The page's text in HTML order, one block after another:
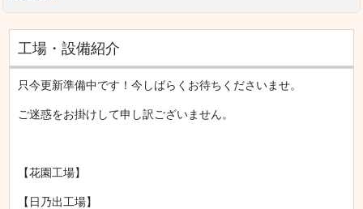
工場・設備紹介
只今更新準備中です！今しばらくお待ちくださいませ。
ご迷惑をお掛けして申し訳ございません。
【花園工場】
【日乃出工場】